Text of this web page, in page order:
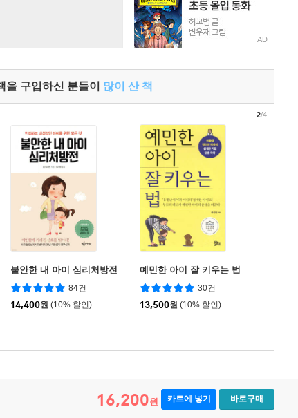
AD
을 구입하신 분들이 많이 산 책
불안한 내 아이 심리처방전
84건
14,400원 (10% 할인)
예민한 아이 잘 키우는 법
30건
13,500원 (10% 할인)
2/4
16,200원 카트에 넣기 바로구매